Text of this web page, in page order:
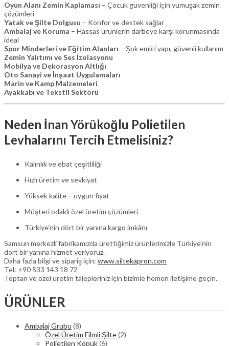
Oyun Alanı Zemin Kaplaması – Çocuk güvenliği için yumuşak zemin
çözümleri
Yatak ve Şilte Dolgusu – Konfor ve destek sağlar
Ambalaj ve Koruma – Hassas ürünlerin darbeye karşı korunmasında
ideal
Spor Minderleri ve Eğitim Alanları – Şok emici yapı, güvenli kullanım
Zemin Yalıtımı ve Ses İzolasyonu
Mobilya ve Dekorasyon Altlığı
Oto Sanayi ve İnşaat Uygulamaları
Marin ve Kamp Malzemeleri
Ayakkabı ve Tekstil Sektörü
Neden İnan Yörükoğlu Polietilen
Levhalarını Tercih Etmelisiniz?
Kalınlık ve ebat çeşitliliği
Hızlı üretim ve sevkiyat
Yüksek kalite – uygun fiyat
Müşteri odaklı özel üretim çözümleri
Türkiye’nin dört bir yanına kargo imkânı
Samsun merkezli fabrikamızda ürettiğimiz ürünlerimizle Türkiye’nin
dört bir yanına hizmet veriyoruz.
Daha fazla bilgi ve sipariş için: www.siltekapron.com
Tel: +90 533 143 18 72
Toptan ve özel üretim talepleriniz için bizimle hemen iletişime geçin.
ÜRÜNLER
Ambalaj Grubu (8)
Özel Üretim Filmli Şilte(2)
Polietilen Köpük(6)